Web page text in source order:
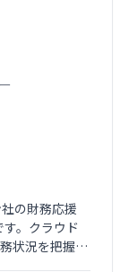
の財務応援
。クラウド
状況を把握で